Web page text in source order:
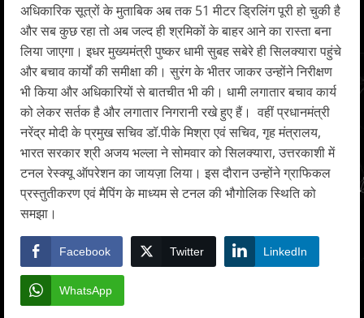
अधिकारिक सूत्रों के मुताबिक अब तक 51 मीटर ड्रिलिंग पूरी हो चुकी है
और सब कुछ रहा तो अब जल्द ही श्रमिकों के बाहर आने का रास्ता बना
लिया जाएगा। इधर मुख्यमंत्री पुष्कर धामी सुबह सबेरे ही सिलक्यारा पहुंचे
और बचाव कार्यों की समीक्षा की। सुरंग के भीतर जाकर उन्होंने निरीक्षण
भी किया और अधिकारियों से बातचीत भी की। धामी लगातार बचाव कार्य
को लेकर सर्तक है और लगातार निगरानी रखे हुए हैं। वहीं प्रधानमंत्री
नरेंद्र मोदी के प्रमुख सचिव डॉ.पीके मिश्रा एवं सचिव, गृह मंत्रालय,
भारत सरकार श्री अजय भल्ला ने सोमवार को सिलक्यारा, उत्तरकाशी में
टनल रेस्क्यू ऑपरेशन का जायज़ा लिया। इस दौरान उन्होंने ग्राफिकल
प्रस्तुतीकरण एवं मैपिंग के माध्यम से टनल की भौगोलिक स्थिति को
समझा।
Facebook Twitter LinkedIn
WhatsApp